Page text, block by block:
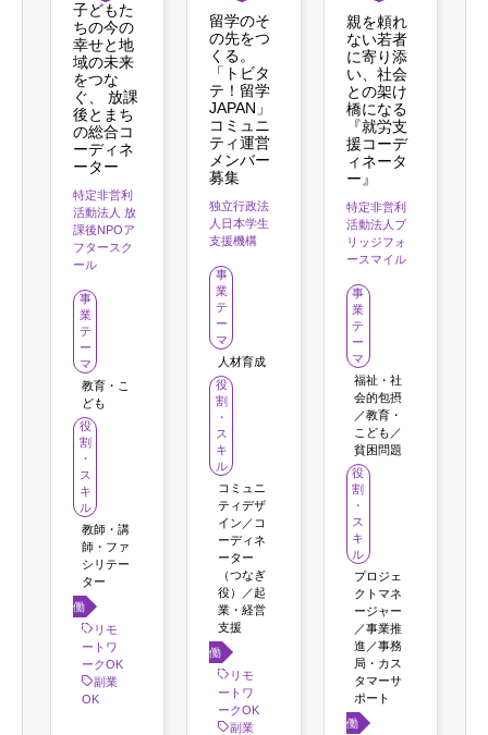
子どもた
ちの今の
幸せと地
域の未来
をつな
ぐ、 放課
後とまち
の総合コ
ーディネ
ーター
特定非営利
活動法人 放
課後NPOア
フタースク
ール
事
業
テ
ー
マ
教育・こ
ども
役
割
・
ス
キ
ル
教師・講
師・ファ
シリテー
ター
働き
方 リモ
ートワ
ークOK
副業
OK
留学のそ
の先をつ
くる。
「トビタ
テ！留学
JAPAN」
コミュニ
ティ運営
メンバー
募集
独立行政法
人日本学生
支援機構
事
業
テ
ー
マ
人材育成
役
割
・
ス
キ
ル
コミュニ
ティデザ
イン／コ
ーディネ
ーター
（つなぎ
役）／起
業・経営
支援
働き
方 リモ
ートワ
ークOK
副業
親を頼れ
ない若者
に寄り添
い、社会
との架け
橋になる
『就労支
援コーデ
ィネータ
ー』
特定非営利
活動法人ブ
リッジフォ
ースマイル
事
業
テ
ー
マ
福祉・社
会的包摂
／教育・
こども／
貧困問題
役
割
・
ス
キ
ル
プロジェ
クトマネ
ージャー
／事業推
進／事務
局・カス
タマーサ
ポート
働き